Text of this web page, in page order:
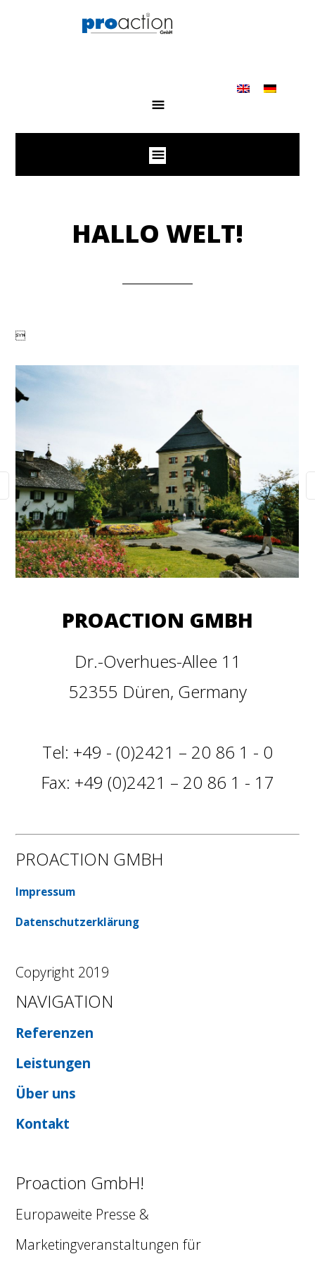
HALLO WELT!

PROACTION GMBH
Dr.-Overhues-Allee 11
52355 Düren, Germany
Tel: +49 - (0)2421 – 20 86 1 - 0
Fax: +49 (0)2421 – 20 86 1 - 17
PROACTION GMBH
Impressum
Datenschutzerklärung
Copyright 2019
NAVIGATION
Referenzen
Leistungen
Über uns
Kontakt
Proaction GmbH!
Europaweite Presse &
Marketingveranstaltungen für